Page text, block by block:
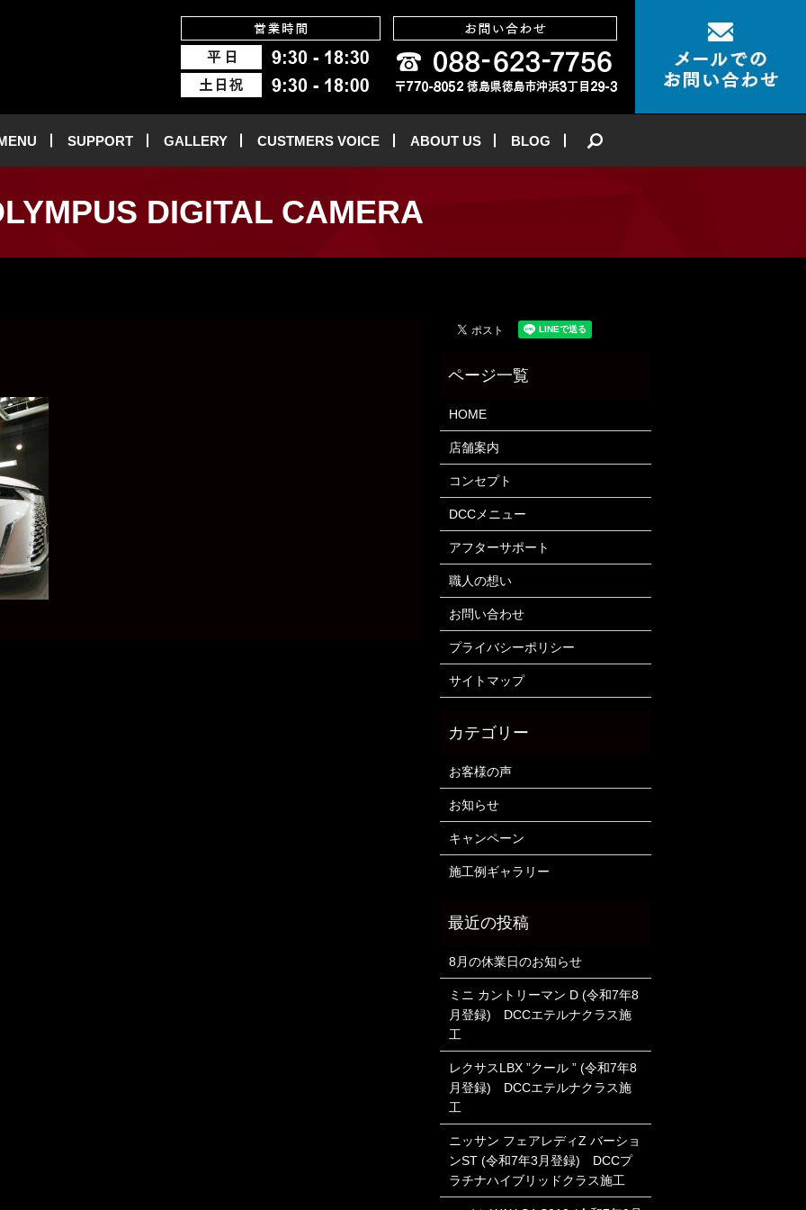
SUPPORT GALLERY CUSTMERS VOICE ABOUT US BLOG
DIGITAL CAMERA
HOME
店舗案内
コンセプト
DCCメニュー
アフターサポート
職人の想い
お問い合わせ
プライバシーポリシー
サイトマップ
お客様の声
お知らせ
キャンペーン
施工例ギャラリー
8月の休業日のお知らせ
ミニ カントリーマン D (令和7年8
月登録) DCCエテルナクラス施
工
レクサスLBX ”クール ” (令和7年8
月登録) DCCエテルナクラス施
工
ニッサン フェアレディZ バーショ
ンST (令和7年3月登録) DCCプ
ラチナハイブリッドクラス施工